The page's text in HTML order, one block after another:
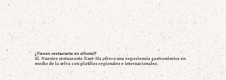
¿Tienen restaurante en el hotel?
Sí. Nuestro restaurante Xant-Ha ofrece una experiencia gastronómica en
medio de la selva con platillos regionales e internacionales.